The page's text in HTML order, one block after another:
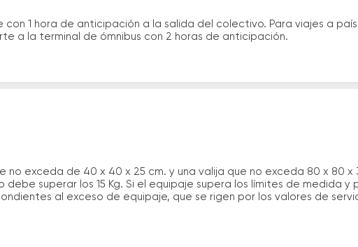
con 1 hora de anticipación a la salida del colectivo. Para viajes a
a la terminal de ómnibus con 2 horas de anticipación.
no exceda de 40 x 40 x 25 cm. y una valija que no exceda 80 x 80 x
superar los 15 Kg. Si el equipaje supera los límites de medida y
al exceso de equipaje, que se rigen por los valores de